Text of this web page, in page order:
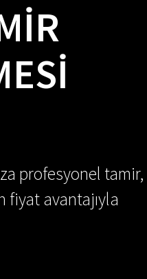
profesyonel tamir,
fiyat avantajıyla